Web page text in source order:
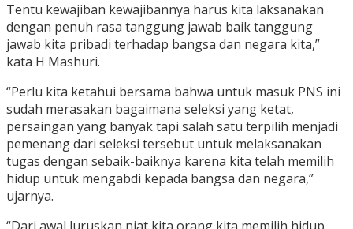
Tentu kewajiban kewajibannya harus kita laksanakan
dengan penuh rasa tanggung jawab baik tanggung
jawab kita pribadi terhadap bangsa dan negara kita,”
kata H Mashuri.
“Perlu kita ketahui bersama bahwa untuk masuk PNS ini
sudah merasakan bagaimana seleksi yang ketat,
persaingan yang banyak tapi salah satu terpilih menjadi
pemenang dari seleksi tersebut untuk melaksanakan
tugas dengan sebaik-baiknya karena kita telah memilih
hidup untuk mengabdi kepada bangsa dan negara,”
ujarnya.